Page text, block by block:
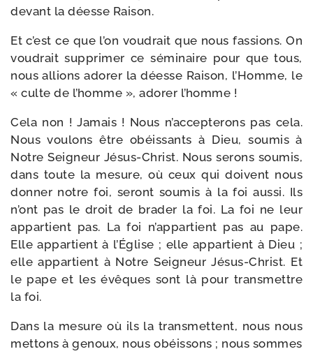
devant la déesse Raison.
Et c’est ce que l’on vou­drait que nous fas­sions. On
vou­drait sup­pri­mer ce sémi­naire pour que tous,
nous allions ado­rer la déesse Raison, l’Homme, le
« culte de l’homme », ado­rer l’homme !
Cela non ! Jamais ! Nous n’accepterons pas cela.
Nous vou­lons être obéis­sants à Dieu, sou­mis à
Notre Seigneur Jésus-​Christ. Nous serons sou­mis,
dans toute la mesure, où ceux qui doivent nous
don­ner notre foi, seront sou­mis à la foi aus­si. Ils
n’ont pas le droit de bra­der la foi. La foi ne leur
appar­tient pas. La foi n’appartient pas au pape.
Elle appar­tient à l’Église ; elle appar­tient à Dieu ;
elle appar­tient à Notre Seigneur Jésus-​Christ. Et
le pape et les évêques sont là pour trans­mettre
la foi.
Dans la mesure où ils la trans­mettent, nous nous
met­tons à genoux, nous obéis­sons ; nous sommes